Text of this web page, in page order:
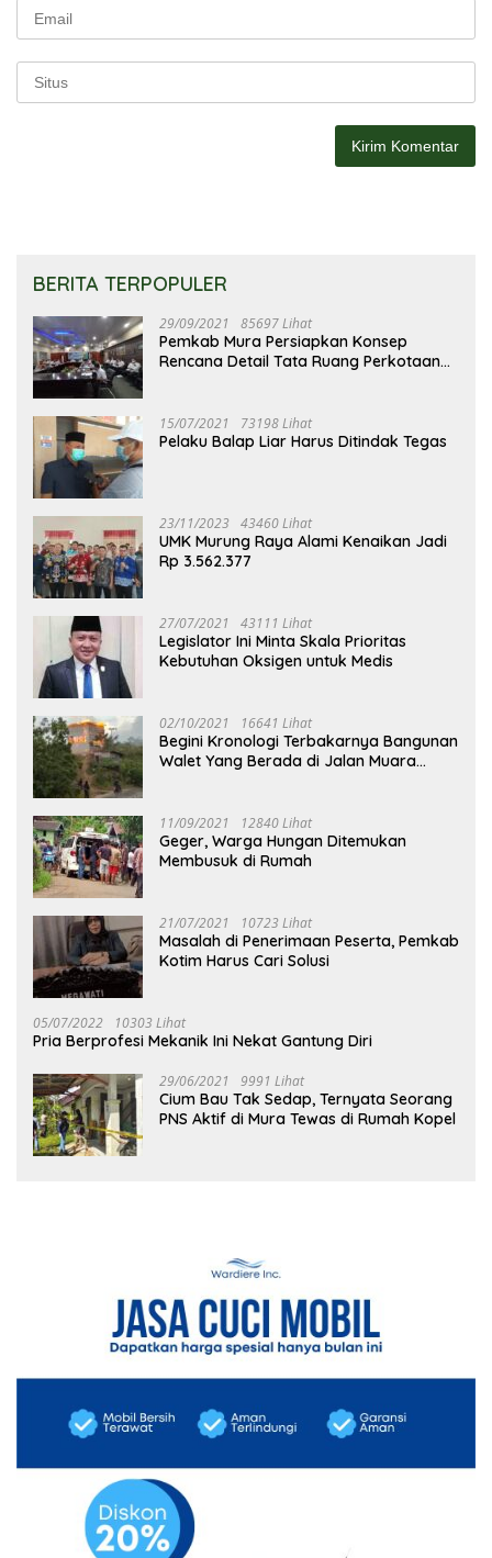
BERITA TERPOPULER
29/09/2021 85697 Lihat
Pemkab Mura Persiapkan Konsep
Rencana Detail Tata Ruang Perkotaan
15/07/2021 73198 Lihat
Pelaku Balap Liar Harus Ditindak Tegas
23/11/2023 43460 Lihat
UMK Murung Raya Alami Kenaikan Jadi
Rp 3.562.377
27/07/2021 43111 Lihat
Legislator Ini Minta Skala Prioritas
Kebutuhan Oksigen untuk Medis
02/10/2021 16641 Lihat
Begini Kronologi Terbakarnya Bangunan
Walet Yang Berada di Jalan Muara
11/09/2021 12840 Lihat
Geger, Warga Hungan Ditemukan
Membusuk di Rumah
21/07/2021 10723 Lihat
Masalah di Penerimaan Peserta, Pemkab
Kotim Harus Cari Solusi
05/07/2022 10303 Lihat
Pria Berprofesi Mekanik Ini Nekat Gantung Diri
29/06/2021 9991 Lihat
Cium Bau Tak Sedap, Ternyata Seorang
PNS Aktif di Mura Tewas di Rumah Kopel